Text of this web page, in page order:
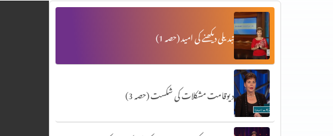
تبدیلی دیکھنے کی امید (حصہ 1)
دیوقامت مشکلات کی شکست (حصہ 3)